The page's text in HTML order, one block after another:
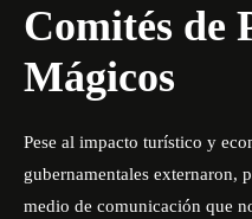
Comités de
Mágicos
Pese al impacto turístico y
gubernamentales externaron,
medio de comunicación que